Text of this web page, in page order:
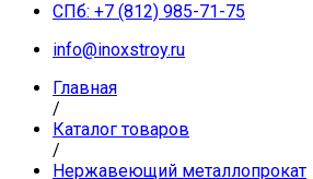
СПб: +7 (812) 985-71-75
info@inoxstroy.ru
Главная
/
Каталог товаров
/
Нержавеющий металлопрокат